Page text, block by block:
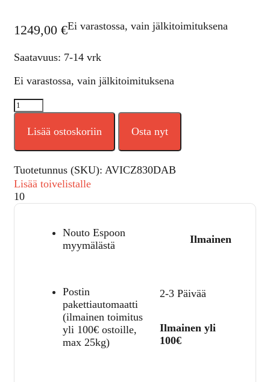
1249,00 €Ei varastossa, vain jälkitoimituksena
Saatavuus: 7-14 vrk
Ei varastossa, vain jälkitoimituksena
Lisää ostoskoriin Osta nyt
Tuotetunnus (SKU): AVICZ830DAB
Lisää toivelistalle
10
Nouto Espoon
myymälästä
Ilmainen
Postin
pakettiautomaatti
(ilmainen toimitus
yli 100€ ostoille,
max 25kg)
2-3 Päivää
Ilmainen yli
100€